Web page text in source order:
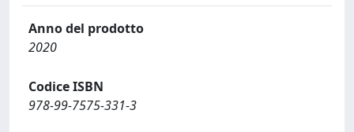
Anno del prodotto
2020
Codice ISBN
978-99-7575-331-3